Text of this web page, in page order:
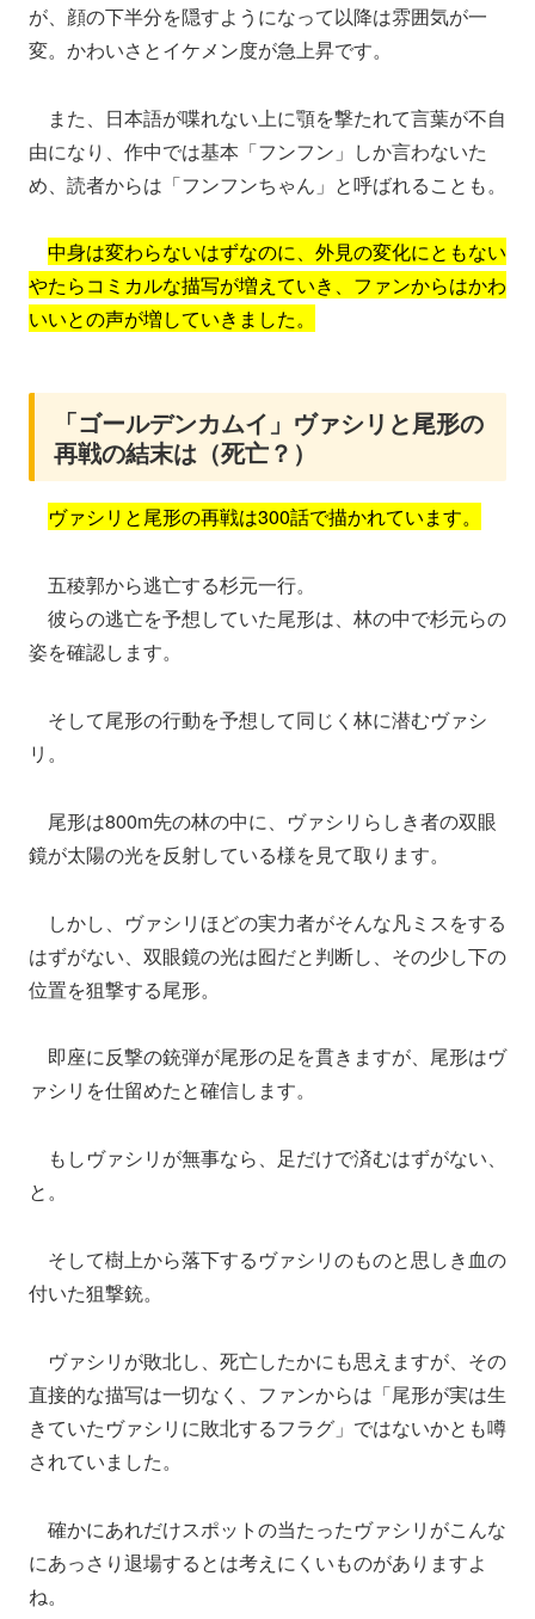
が、顔の下半分を隠すようになって以降は雰囲気が一
変。かわいさとイケメン度が急上昇です。
また、日本語が喋れない上に顎を撃たれて言葉が不自
由になり、作中では基本「フンフン」しか言わないた
め、読者からは「フンフンちゃん」と呼ばれることも。
中身は変わらないはずなのに、外見の変化にともない
やたらコミカルな描写が増えていき、ファンからはかわ
いいとの声が増していきました。
「ゴールデンカムイ」ヴァシリと尾形の
再戦の結末は（死亡？）
ヴァシリと尾形の再戦は300話で描かれています。
五稜郭から逃亡する杉元一行。
彼らの逃亡を予想していた尾形は、林の中で杉元らの
姿を確認します。
そして尾形の行動を予想して同じく林に潜むヴァシ
リ。
尾形は800m先の林の中に、ヴァシリらしき者の双眼
鏡が太陽の光を反射している様を見て取ります。
しかし、ヴァシリほどの実力者がそんな凡ミスをする
はずがない、双眼鏡の光は囮だと判断し、その少し下の
位置を狙撃する尾形。
即座に反撃の銃弾が尾形の足を貫きますが、尾形はヴ
ァシリを仕留めたと確信します。
もしヴァシリが無事なら、足だけで済むはずがない、
と。
そして樹上から落下するヴァシリのものと思しき血の
付いた狙撃銃。
ヴァシリが敗北し、死亡したかにも思えますが、その
直接的な描写は一切なく、ファンからは「尾形が実は生
きていたヴァシリに敗北するフラグ」ではないかとも噂
されていました。
確かにあれだけスポットの当たったヴァシリがこんな
にあっさり退場するとは考えにくいものがありますよ
ね。